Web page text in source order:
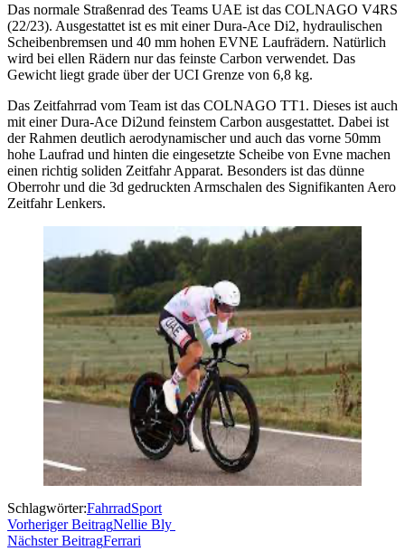
Das normale Straßenrad des Teams UAE ist das COLNAGO V4RS
(22/23). Ausgestattet ist es mit einer Dura-Ace Di2, hydraulischen
Scheibenbremsen und 40 mm hohen EVNE Laufrädern. Natürlich
wird bei ellen Rädern nur das feinste Carbon verwendet. Das
Gewicht liegt grade über der UCI Grenze von 6,8 kg.
Das Zeitfahrrad vom Team ist das COLNAGO TT1. Dieses ist auch
mit einer Dura-Ace Di2und feinstem Carbon ausgestattet. Dabei ist
der Rahmen deutlich aerodynamischer und auch das vorne 50mm
hohe Laufrad und hinten die eingesetzte Scheibe von Evne machen
einen richtig soliden Zeitfahr Apparat. Besonders ist das dünne
Oberrohr und die 3d gedruckten Armschalen des Signifikanten Aero
Zeitfahr Lenkers.
Schlagwörter:FahrradSport
Vorheriger BeitragNellie Bly
Nächster BeitragFerrari